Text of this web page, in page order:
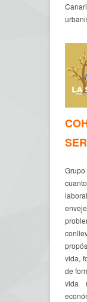
vida,
de
vida